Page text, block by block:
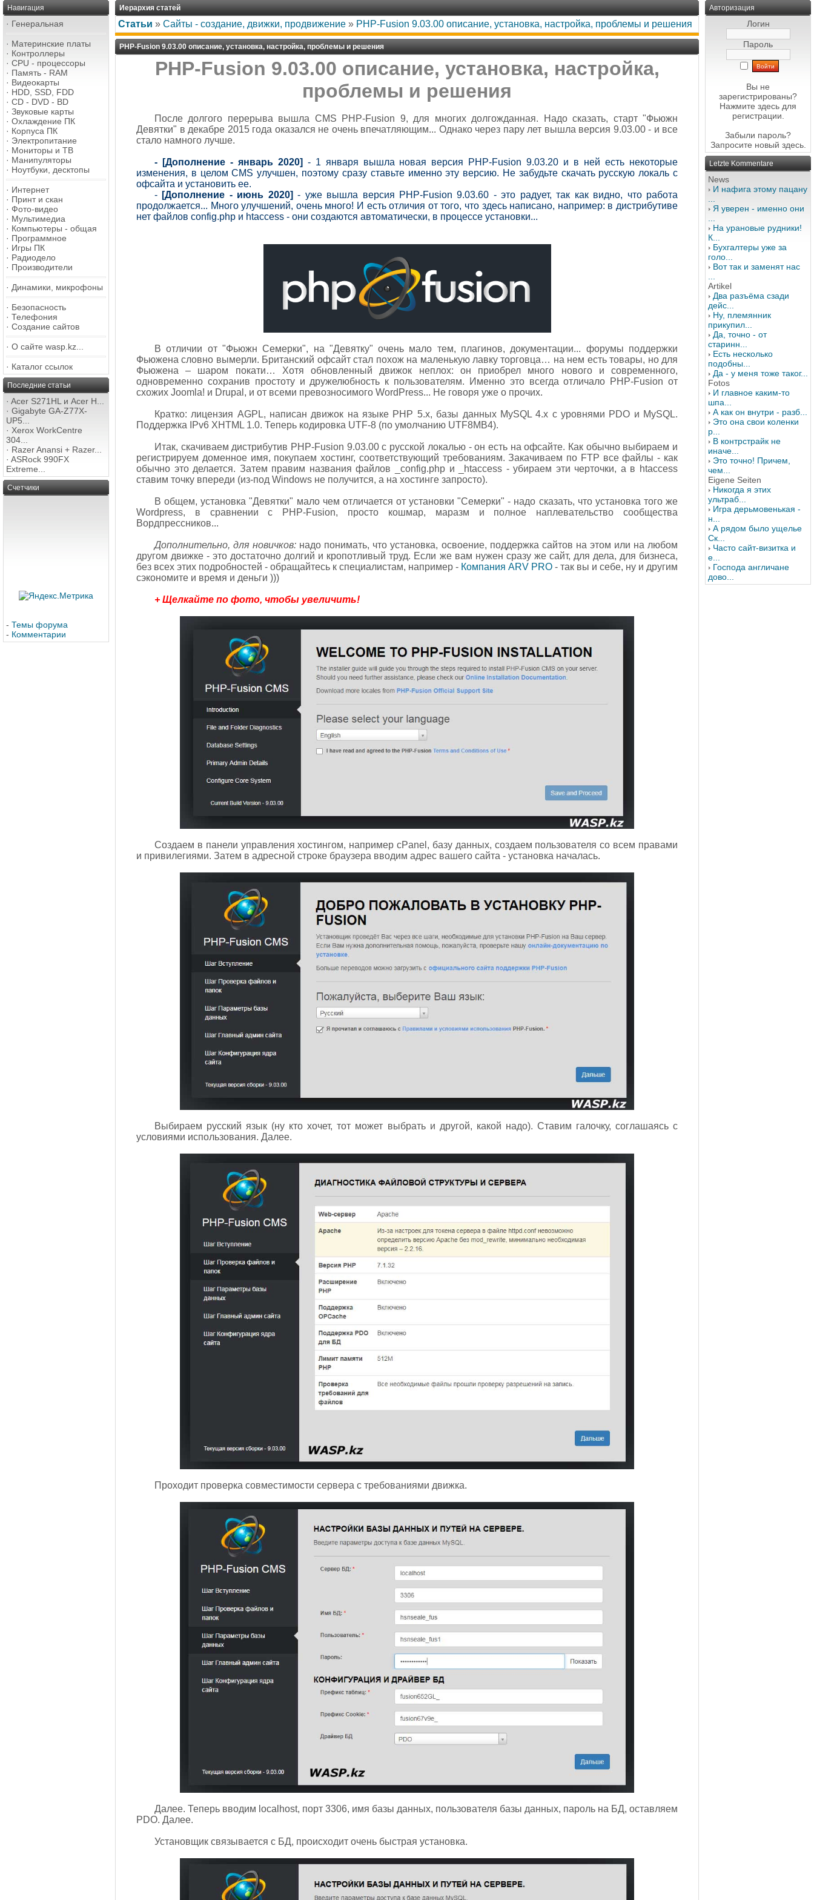
Навигация
· Генеральная
· Материнские платы
· Контроллеры
· CPU - процессоры
· Память - RAM
· Видеокарты
· HDD, SSD, FDD
· CD - DVD - BD
· Звуковые карты
· Охлаждение ПК
· Корпуса ПК
· Электропитание
· Мониторы и ТВ
· Манипуляторы
· Ноутбуки, десктопы
· Интернет
· Принт и скан
· Фото-видео
· Мультимедиа
· Компьютеры - общая
· Программное
· Игры ПК
· Радиодело
· Производители
· Динамики, микрофоны
· Безопасность
· Телефония
· Создание сайтов
· О сайте wasp.kz...
· Каталог ссылок
Последние статьи
· Acer S271HL и Acer H...
· Gigabyte GA-Z77X-
UP5...
· Xerox WorkCentre
304...
· Razer Anansi + Razer...
· ASRock 990FX
Extreme...
Счетчики
- Темы форума
- Комментарии
Иерархия статей
Статьи » Сайты - создание, движки, продвижение » PHP-Fusion 9.03.00 описание, установка, настройка, проблемы и решения
PHP-Fusion 9.03.00 описание, установка, настройка, проблемы и решения
PHP-Fusion 9.03.00 описание, установка, настройка,
проблемы и решения
После долгого перерыва вышла CMS PHP-Fusion 9, для многих долгожданная. Надо сказать, старт "Фьюжн
Девятки" в декабре 2015 года оказался не очень впечатляющим... Однако через пару лет вышла версия 9.03.00 - и все
стало намного лучше.
- [Дополнение - январь 2020] - 1 января вышла новая версия PHP-Fusion 9.03.20 и в ней есть некоторые
изменения, в целом CMS улучшен, поэтому сразу ставьте именно эту версию. Не забудьте скачать русскую локаль с
офсайта и установить ее.
- [Дополнение - июнь 2020] - уже вышла версия PHP-Fusion 9.03.60 - это радует, так как видно, что работа
продолжается... Много улучшений, очень много! И есть отличия от того, что здесь написано, например: в дистрибутиве
нет файлов config.php и htaccess - они создаются автоматически, в процессе установки...
В отличии от "Фьюжн Семерки", на "Девятку" очень мало тем, плагинов, документации... форумы поддержки
Фьюжена словно вымерли. Британский офсайт стал похож на маленькую лавку торговца… на нем есть товары, но для
Фьюжена – шаром покати… Хотя обновленный движок неплох: он приобрел много нового и современного,
одновременно сохранив простоту и дружелюбность к пользователям. Именно это всегда отличало PHP-Fusion от
схожих Joomla! и Drupal, и от всеми превозносимого WordPress... Не говоря уже о прочих.
Кратко: лицензия AGPL, написан движок на языке PHP 5.x, базы данных MySQL 4.x с уровнями PDO и MySQL.
Поддержка IPv6 XHTML 1.0. Теперь кодировка UTF-8 (по умолчанию UTF8MB4).
Итак, скачиваем дистрибутив PHP-Fusion 9.03.00 с русской локалью - он есть на офсайте. Как обычно выбираем и
регистрируем доменное имя, покупаем хостинг, соответствующий требованиям. Закачиваем по FTP все файлы - как
обычно это делается. Затем правим названия файлов _config.php и _htaccess - убираем эти черточки, а в htaccess
ставим точку впереди (из-под Windows не получится, а на хостинге запросто).
В общем, установка "Девятки" мало чем отличается от установки "Семерки" - надо сказать, что установка того же
Wordpress, в сравнении с PHP-Fusion, просто кошмар, маразм и полное наплевательство сообщества
Вордпрессников...
Дополнительно, для новичков: надо понимать, что установка, освоение, поддержка сайтов на этом или на любом
другом движке - это достаточно долгий и кропотливый труд. Если же вам нужен сразу же сайт, для дела, для бизнеса,
без всех этих подробностей - обращайтесь к специалистам, например - Компания ARV PRO - так вы и себе, ну и другим
сэкономите и время и деньги )))
+ Щелкайте по фото, чтобы увеличить!
Создаем в панели управления хостингом, например cPanel, базу данных, создаем пользователя со всем правами
и привилегиями. Затем в адресной строке браузера вводим адрес вашего сайта - установка началась.
Выбираем русский язык (ну кто хочет, тот может выбрать и другой, какой надо). Ставим галочку, соглашаясь с
условиями использования. Далее.
Проходит проверка совместимости сервера с требованиями движка.
Далее. Теперь вводим localhost, порт 3306, имя базы данных, пользователя базы данных, пароль на БД, оставляем
PDO. Далее.
Установщик связывается с БД, происходит очень быстрая установка.
Авторизация
Логин
Пароль
Вы не
зарегистрированы?
Нажмите здесь для
регистрации.
Забыли пароль?
Запросите новый здесь.
Letzte Kommentare
News
И нафига этому пацану
Я уверен - именно они
На урановые рудники!
К...
Бухгалтеры уже за
голо...
Вот так и заменят нас
Artikel
Два разъёма сзади
дейс...
Ну, племянник
прикупил...
Да, точно - от
старинн...
Есть несколько
подобны...
Да - у меня тоже таког...
Fotos
И главное каким-то
шпа...
А как он внутри - разб...
Это она свои коленки
р...
В контрстрайк не
иначе...
Это точно! Причем,
чем...
Eigene Seiten
Никогда я этих
ультраб...
Игра дерьмовенькая -
н...
А рядом было ущелье
Ск...
Часто сайт-визитка и
е...
Господа англичане
дово...